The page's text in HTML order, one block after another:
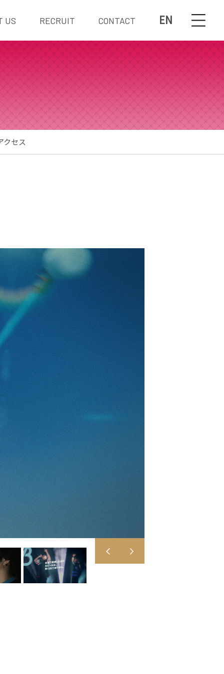
EN
US RECRUIT CONTACT
クセス